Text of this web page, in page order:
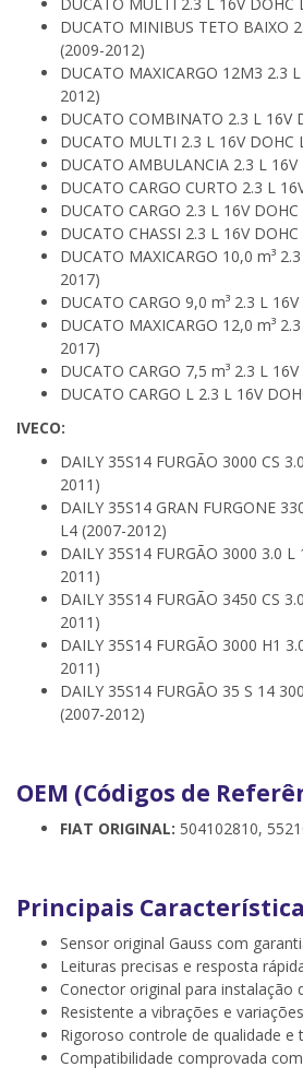
DUCATO MINIBUS TETO BAIXO
(2009-2012)
DUCATO MAXICARGO 12M3 2.3
2012)
DUCATO COMBINATO 2.3 L 16V
DUCATO MULTI 2.3 L 16V DOHC
DUCATO AMBULANCIA 2.3 L
DUCATO CARGO CURTO 2.3 L
DUCATO CARGO 2.3 L 16V
DUCATO CHASSI 2.3 L 16V
DUCATO MAXICARGO 10,0 m³
2017)
DUCATO CARGO 9,0 m³ 2.3 L
DUCATO MAXICARGO 12,0 m³
2017)
DUCATO CARGO 7,5 m³ 2.3 L
DUCATO CARGO L 2.3 L 16V
IVECO:
DAILY 35S14 FURGÃO 3000 CS
2011)
DAILY 35S14 GRAN FURGONE
L4 (2007-2012)
DAILY 35S14 FURGÃO 3000 3.0
2011)
DAILY 35S14 FURGÃO 3450 CS
2011)
DAILY 35S14 FURGÃO 3000 H1
2011)
DAILY 35S14 FURGÃO 35 S 14
(2007-2012)
OEM (Códigos de
FIAT ORIGINAL: 504102810,
Principais
Sensor original Gauss com
Leituras precisas e resposta
Conector original para instalação
Resistente a vibrações e
Rigoroso controle de qualidade e
Compatibilidade comprovada